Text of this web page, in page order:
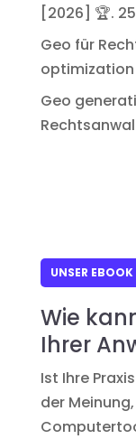
[2026] 🏆.
Geo für
Geo
UNSER
Wie
Ihrer
Ist Ihre
der